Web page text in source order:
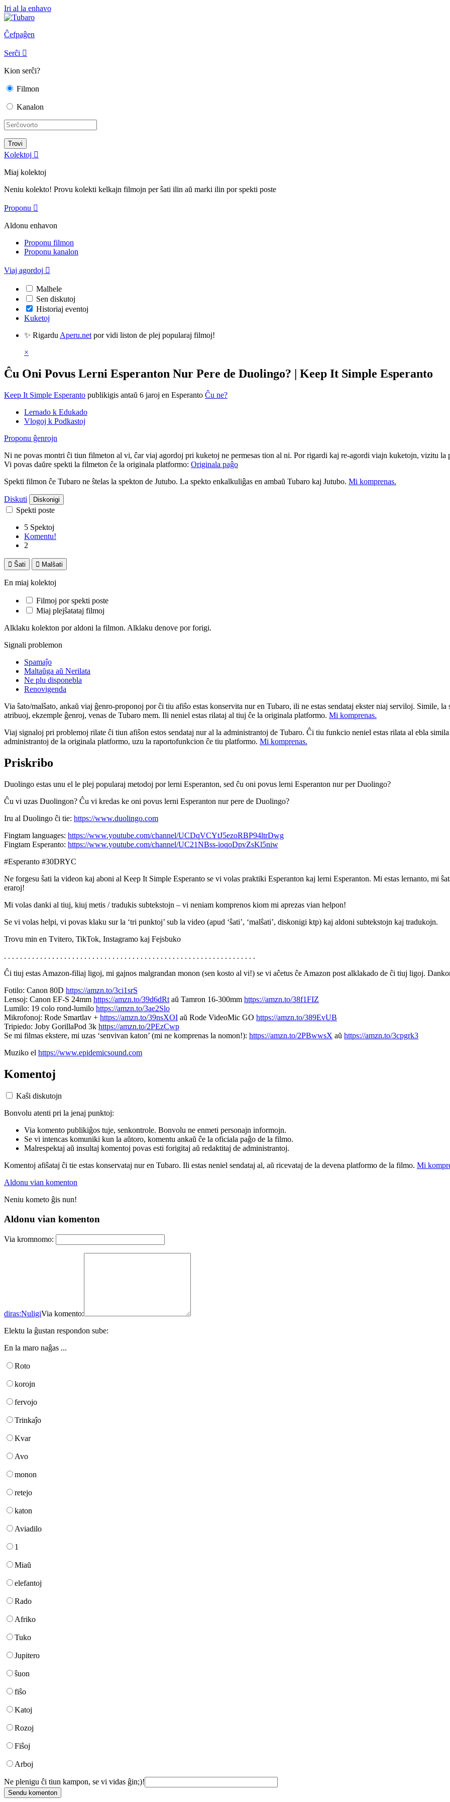
Iri al la enhavo
Ĉefpaĝen
Serĉi 
Kion serĉi?
Filmon
Kanalon
Kolektoj 
Miaj kolektoj
Neniu kolekto! Provu kolekti kelkajn filmojn per ŝati ilin aŭ marki ilin por spekti poste
Proponu 
Aldonu enhavon
Proponu filmon
Proponu kanalon
Viaj agordoj 
Malhele
Sen diskutoj
Historiaj eventoj
Kuketoj
✨ Rigardu Aperu.net por vidi liston de plej popularaj filmoj!
×
Ĉu Oni Povus Lerni Esperanton Nur Pere de Duolingo? | Keep It Simple Esperanto
Keep It Simple Esperanto publikigis antaŭ 6 jaroj en Esperanto Ĉu ne?
Lernado k Edukado
Vlogoj k Podkastoj
Proponu ĝenrojn
Ni ne povas montri ĉi tiun filmeton al vi, ĉar viaj agordoj pri kuketoj ne permesas tion al ni. Por rigardi kaj re-agordi viajn kuketojn, vizitu la
Vi povas daŭre spekti la filmeton ĉe la originala platformo: Originala paĝo
Spekti filmon ĉe Tubaro ne ŝtelas la spekton de Jutubo. La spekto enkalkuliĝas en ambaŭ Tubaro kaj Jutubo. Mi komprenas.
Diskuti Diskonigi
Spekti poste
5 Spektoj
Komentu!
2
 Ŝati  Malŝati
En miaj kolektoj
Filmoj por spekti poste
Miaj plejŝatataj filmoj
Alklaku kolekton por aldoni la filmon. Alklaku denove por forigi.
Signali problemon
Spamaĵo
Maltaŭga aŭ Nerilata
Ne plu disponebla
Renovigenda
Via ŝato/malŝato, ankaŭ viaj ĝenro-proponoj por ĉi tiu afiŝo estas konservita nur en Tubaro, ili ne estas sendataj ekster niaj serviloj. Simile,
atribuoj, ekzemple ĝenroj, venas de Tubaro mem. Ili neniel estas rilataj al tiuj ĉe la originala platformo. Mi komprenas.
Viaj signaloj pri problemoj rilate ĉi tiun afiŝon estos sendataj nur al la administrantoj de Tubaro. Ĉi tiu funkcio neniel estas rilata al ebla
administrantoj de la originala platformo, uzu la raportofunkcion ĉe tiu platformo. Mi komprenas.
Priskribo
Duolingo estas unu el le plej popularaj metodoj por lerni Esperanton, sed ĉu oni povus lerni Esperanton nur per Duolingo?
Ĉu vi uzas Duolingon? Ĉu vi kredas ke oni povus lerni Esperanton nur pere de Duolingo?
Iru al Duolingo ĉi tie: https://www.duolingo.com
Fingtam languages: https://www.youtube.com/channel/UCDqVCYtJ5ezoRBP94ltrDwg
Fingtam Esperanto: https://www.youtube.com/channel/UC21NBss-ioqoDpvZsKl5niw
#Esperanto #30DRYC
Ne forgesu ŝati la videon kaj aboni al Keep It Simple Esperanto se vi volas praktiki Esperanton kaj lerni Esperanton. Mi estas lernanto, mi
eraroj!
Mi volas danki al tiuj, kiuj metis / tradukis subtekstojn – vi neniam komprenos kiom mi aprezas vian helpon!
Se vi volas helpi, vi povas klaku sur la ‘tri punktoj’ sub la video (apud ‘ŝati’, ‘malŝati’, diskonigi ktp) kaj aldoni subtekstojn kaj tradukojn.
Trovu min en Tvitero, TikTok, Instagramo kaj Fejsbuko
. . . . . . . . . . . . . . . . . . . . . . . . . . . . . . . . . . . . . . . . . . . . . . . . . . . . . . . . . . . . . . .
Ĉi tiuj estas Amazon-filiaj ligoj, mi gajnos malgrandan monon (sen kosto al vi!) se vi aĉetus ĉe Amazon post alklakado de ĉi tiuj ligoj.
Fotilo: Canon 80D https://amzn.to/3ci1srS
Lensoj: Canon EF-S 24mm https://amzn.to/39d6dRt aŭ Tamron 16-300mm https://amzn.to/38f1FIZ
Lumilo: 19 colo rond-lumilo https://amzn.to/3ae2Slo
Mikrofonoj: Rode Smartlav + https://amzn.to/39nsXOI aŭ Rode VideoMic GO https://amzn.to/389EvUB
Tripiedo: Joby GorillaPod 3k https://amzn.to/2PEzCwp
Se mi filmas ekstere, mi uzas ‘senvivan katon’ (mi ne komprenas la nomon!): https://amzn.to/2PBwwsX aŭ https://amzn.to/3cpgrk3
Muziko el https://www.epidemicsound.com
Komentoj
Kaŝi diskutojn
Bonvolu atenti pri la jenaj punktoj:
Via komento publikiĝos tuje, senkontrole. Bonvolu ne enmeti personajn informojn.
Se vi intencas komuniki kun la aŭtoro, komentu ankaŭ ĉe la oficiala paĝo de la filmo.
Malrespektaj aŭ insultaj komentoj povas esti forigitaj aŭ redaktitaj de administrantoj.
Komentoj afiŝataj ĉi tie estas konservataj nur en Tubaro. Ili estas neniel sendataj al, aŭ ricevataj de la devena platformo de la filmo. Mi
Aldonu vian komenton
Neniu kometo ĝis nun!
Aldonu vian komenton
Via kromnomo:
diras:NuligiVia komento:
Elektu la ĝustan respondon sube:
En la maro naĝas ...
Roto
korojn
fervojo
Trinkaĵo
Kvar
Avo
monon
retejo
katon
Aviadilo
1
Miaŭ
elefantoj
Rado
Afriko
Tuko
Jupitero
ŝuon
fiŝo
Katoj
Rozoj
Fiŝoj
Arboj
Ne plenigu ĉi tiun kampon, se vi vidas ĝin;)!